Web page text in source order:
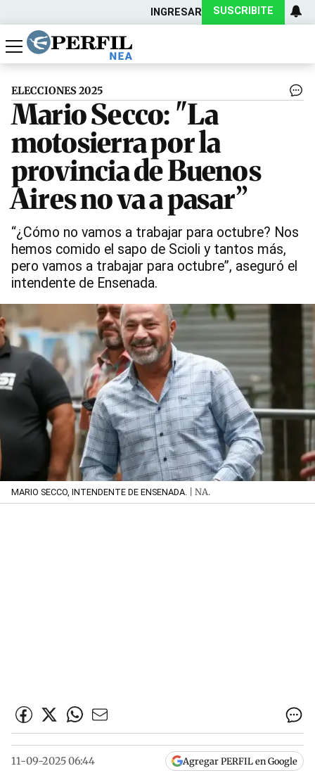
INGRESAR SUSCRIBITE
Política
Economía
Actualidad
ELECCIONES 2025
Mario Secco: "La
motosierra por la
provincia de Buenos
Aires no va a pasar”
“¿Cómo no vamos a trabajar para octubre? Nos
hemos comido el sapo de Scioli y tantos más,
pero vamos a trabajar para octubre”, aseguró el
intendente de Ensenada.
MARIO SECCO, INTENDENTE DE ENSENADA. | NA.
11-09-2025 06:44 Agregar PERFIL en Google